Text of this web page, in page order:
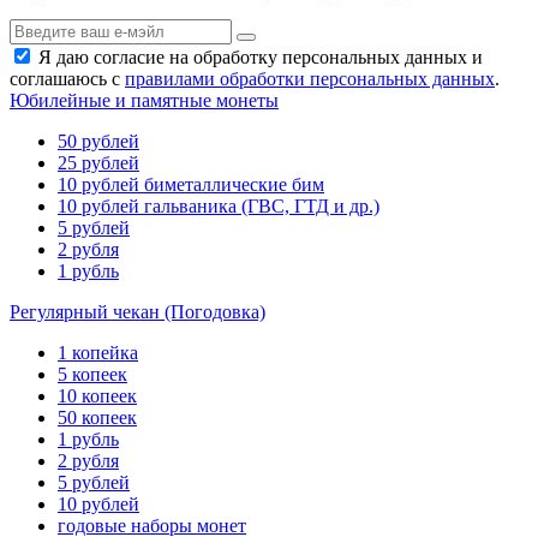
Я даю согласие на обработку персональных данных и
соглашаюсь с правилами обработки персональных данных.
Юбилейные и памятные монеты
50 рублей
25 рублей
10 рублей биметаллические бим
10 рублей гальваника (ГВС, ГТД и др.)
5 рублей
2 рубля
1 рубль
Регулярный чекан (Погодовка)
1 копейка
5 копеек
10 копеек
50 копеек
1 рубль
2 рубля
5 рублей
10 рублей
годовые наборы монет